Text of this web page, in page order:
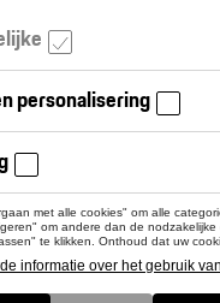
Deze online
Tequipment
Opgelet, door